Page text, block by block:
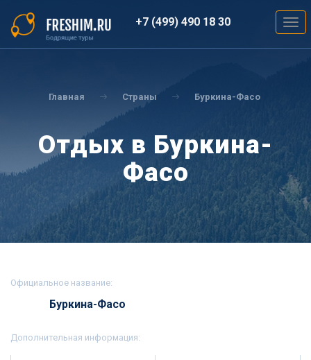
основному
содержанию
+7 (499) 490 18 30
Главная Страны Буркина-Фасо
Отдых в Буркина-
Фасо
Официальное название:
Буркина-Фасо
Дополнительная информация: